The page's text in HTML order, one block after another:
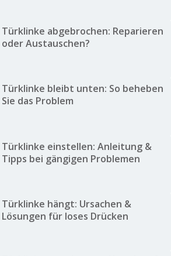
Türklinke abgebrochen: Reparieren
oder Austauschen?
Türklinke bleibt unten: So beheben
Sie das Problem
Türklinke einstellen: Anleitung &
Tipps bei gängigen Problemen
Türklinke hängt: Ursachen &
Lösungen für loses Drücken